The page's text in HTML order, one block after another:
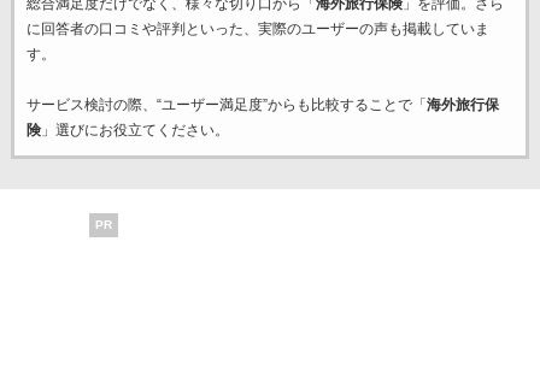
総合満足度だけでなく、様々な切り口から「 海外旅行保険」を評価。さら
に回答者の口コミや評判といった、実際のユーザーの声も掲載していま
す。
サービス検討の際、“ユーザー満足度”からも比較することで「 海外旅行保
険」選びにお役立てください。
PR